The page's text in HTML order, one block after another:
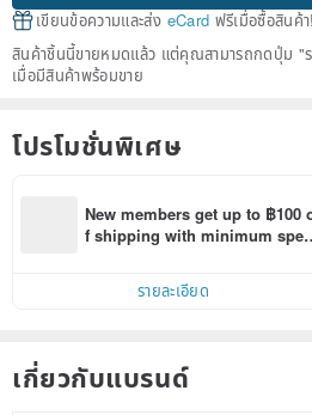
เขียนข้อความและส่ง eCard ฟรีเมื่อซื้อสินค้า!
สินค้าชิ้นนี้ขายหมดแล้ว แต่คุณสามารถกดปุ่ม "
เมื่อมีสินค้าพร้อมขาย
โปรโมชั่นพิเศษ
New members get up to ฿100
f shipping with minimum spen
within 7 days!
รายละเอียด
เกี่ยวกับแบรนด์